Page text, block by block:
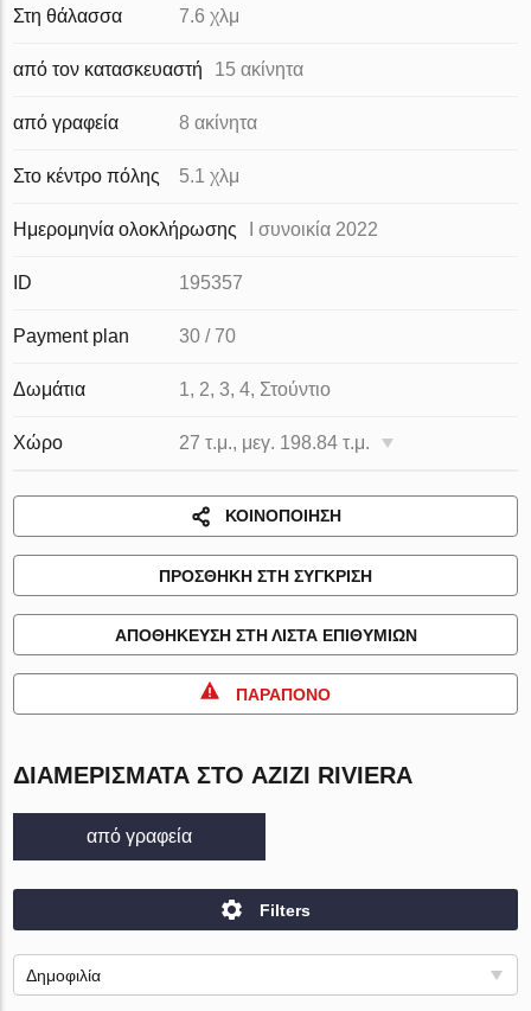
Στη θάλασσα 7.6 χλμ
από τον κατασκευαστή 15 ακίνητα
από γραφεία 8 ακίνητα
Στο κέντρο πόλης 5.1 χλμ
Ημερομηνία ολοκλήρωσης I συνοικία 2022
ID 195357
Payment plan 30 / 70
Δωμάτια 1, 2, 3, 4, Στούντιο
Χώρο 27 τ.μ., μεγ. 198.84 τ.μ.
ΚΟΙΝΟΠΟΊΗΣΗ
ΠΡΟΣΘΉΚΗ ΣΤΗ ΣΎΓΚΡΙΣΗ
ΑΠΟΘΉΚΕΥΣΗ ΣΤΗ ΛΊΣΤΑ ΕΠΙΘΥΜΙΏΝ
ΠΑΡΆΠΟΝΟ
ΔΙΑΜΕΡΊΣΜΑΤΑ ΣΤΟ AZIZI RIVIERA
από γραφεία
Filters
Δημοφιλία